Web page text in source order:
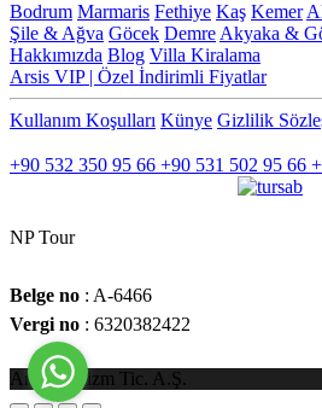
Bodrum Marmaris Fethiye Kaş Kemer
Şile & Ağva Göcek Demre Akyaka &
Hakkımızda Blog Villa Kiralama
Arsis VIP | Özel İndirimli Fiyatlar
Kullanım Koşulları Künye Gizlilik
+90 532 350 95 66 +90 531 502 95 66
NP Tour
Belge no : A-6466
Vergi no : 6320382422
Arsiat Turizm Tic. A.Ş.